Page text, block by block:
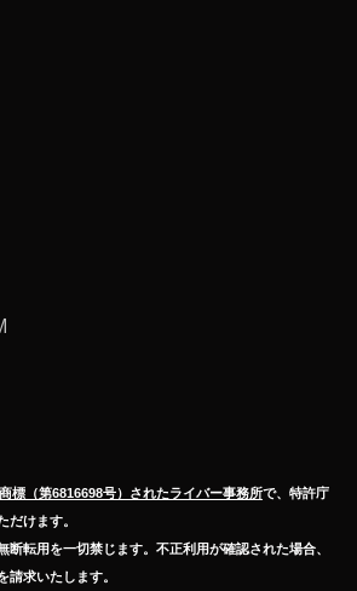
標（第6816698号）されたライバー事務所で、特許庁
だけます。
断転用を一切禁じます。不正利用が確認された場合、
請求いたします。